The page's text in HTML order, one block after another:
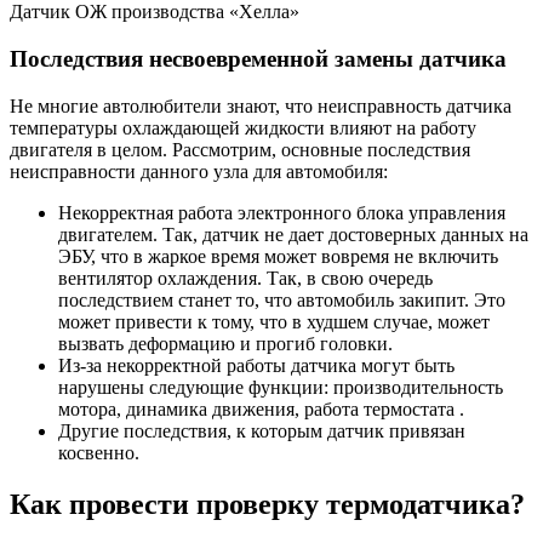
Датчик ОЖ производства «Хелла»
Последствия несвоевременной замены датчика
Не многие автолюбители знают, что неисправность датчика
температуры охлаждающей жидкости влияют на работу
двигателя в целом. Рассмотрим, основные последствия
неисправности данного узла для автомобиля:
Некорректная работа электронного блока управления
двигателем. Так, датчик не дает достоверных данных на
ЭБУ, что в жаркое время может вовремя не включить
вентилятор охлаждения. Так, в свою очередь
последствием станет то, что автомобиль закипит. Это
может привести к тому, что в худшем случае, может
вызвать деформацию и прогиб головки.
Из-за некорректной работы датчика могут быть
нарушены следующие функции: производительность
мотора, динамика движения, работа термостата .
Другие последствия, к которым датчик привязан
косвенно.
Как провести проверку термодатчика?